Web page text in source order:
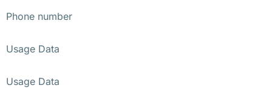
Phone number
Usage Data
Usage Data